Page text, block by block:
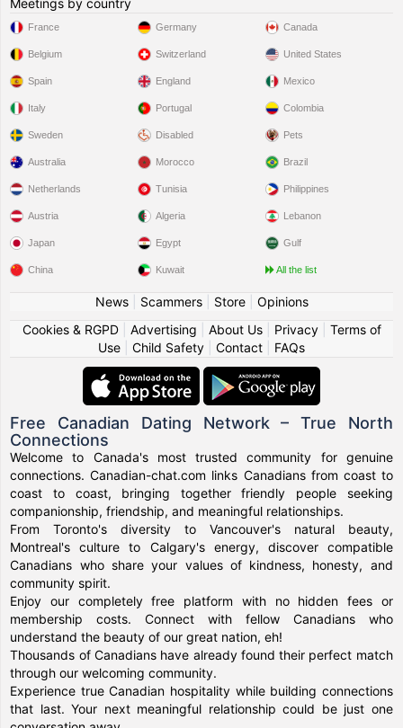
Meetings by country
France
Belgium
Spain
Italy
Sweden
Germany
Switzerland
England
Portugal
Disabled
Canada
United States
Mexico
Colombia
Pets
Australia
Netherlands
Austria
Japan
China
Morocco
Tunisia
Algeria
Egypt
Kuwait
Brazil
Philippines
Lebanon
Gulf
All the list
News| Scammers| Store| Opinions
Cookies & RGPD| Advertising About Us| Privacy| Terms of
Use
Child Safety Contact FAQs
Free Canadian Dating Network – True North
Connections
Welcome to Canada's most trusted community for genuine
connections. Canadian-chat.com links Canadians from coast to
coast to coast, bringing together friendly people seeking
companionship, friendship, and meaningful relationships.
From Toronto's diversity to Vancouver's natural beauty,
Montreal's culture to Calgary's energy, discover compatible
Canadians who share your values of kindness, honesty, and
community spirit.
Enjoy our completely free platform with no hidden fees or
membership costs. Connect with fellow Canadians who
understand the beauty of our great nation, eh!
Thousands of Canadians have already found their perfect match
through our welcoming community.
Experience true Canadian hospitality while building connections
that last. Your next meaningful relationship could be just one